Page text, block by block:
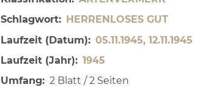
Schlagwort
HERRENLOSES GUT
Laufzeit (Datum)
05.11.1945, 12.11.1945
Laufzeit (Jahr)
1945
Umfang
2 Blatt / 2 Seiten